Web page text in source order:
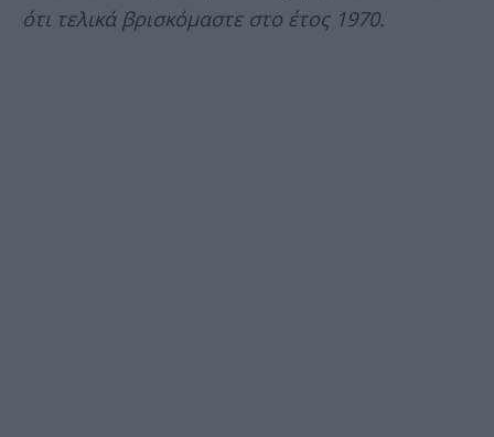
ότι τελικά βρισκόμαστε στο έτος 1970.